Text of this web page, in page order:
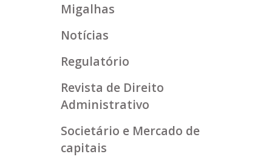
Migalhas
Notícias
Regulatório
Revista de Direito
Administrativo
Societário e Mercado de
capitais